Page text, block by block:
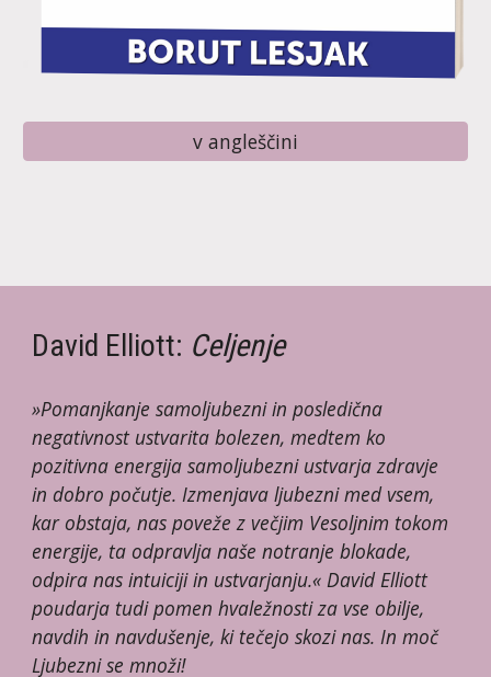
v angleščini
David Elliott: Celjenje
»Pomanjkanje samoljubezni in posledična
negativnost ustvarita bolezen, medtem ko
pozitivna energija samoljubezni ustvarja zdravje
in dobro počutje. Izmenjava ljubezni med vsem,
kar obstaja, nas poveže z večjim Vesoljnim tokom
energije, ta odpravlja naše notranje blokade,
odpira nas intuiciji in ustvarjanju.« David Elliott
poudarja tudi pomen hvaležnosti za vse obilje,
navdih in navdušenje, ki tečejo skozi nas. In moč
Ljubezni se množi!